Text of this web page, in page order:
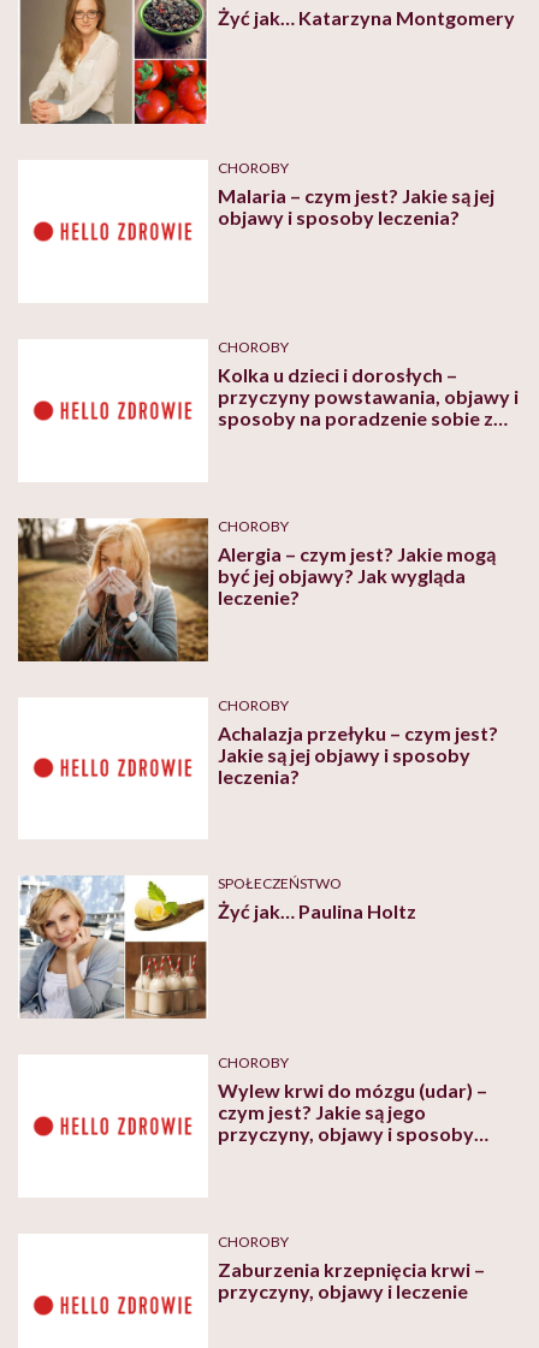
Żyć jak… Katarzyna Montgomery
CHOROBY
Malaria – czym jest? Jakie są jej
objawy i sposoby leczenia?
CHOROBY
Kolka u dzieci i dorosłych –
przyczyny powstawania, objawy i
sposoby na poradzenie sobie z
CHOROBY
Alergia – czym jest? Jakie mogą
być jej objawy? Jak wygląda
leczenie?
CHOROBY
Achalazja przełyku – czym jest?
Jakie są jej objawy i sposoby
leczenia?
SPOŁECZEŃSTWO
Żyć jak… Paulina Holtz
CHOROBY
Wylew krwi do mózgu (udar) –
czym jest? Jakie są jego
przyczyny, objawy i sposoby
CHOROBY
Zaburzenia krzepnięcia krwi –
przyczyny, objawy i leczenie